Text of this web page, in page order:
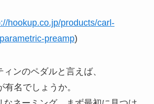
hookup.co.jp/products/carl-
preamp)
ンのペダルと言えば、
有名でしょうか。